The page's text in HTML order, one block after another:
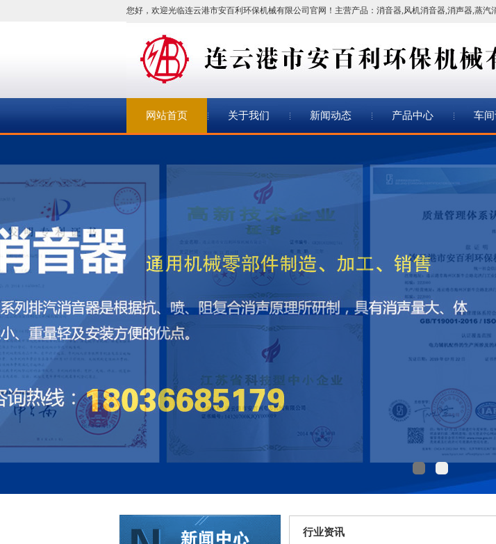
您好，欢迎光临连云港市安百利环保机械有限公司官网！ 主营产品： 消音器,风机消音器,消声器,蒸汽
网站首页 关于我们 新闻动态 产品中心 车
行业资讯